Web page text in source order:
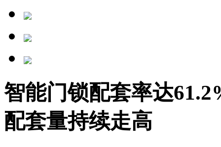
智能门锁配套率达
配套量持续走高